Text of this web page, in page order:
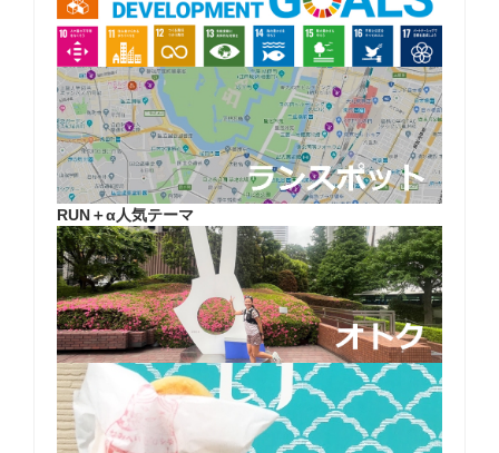
RUN＋α人気テーマ